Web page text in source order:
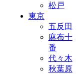
松戸
東京
五反田
麻布十
番
代々木
秋葉原